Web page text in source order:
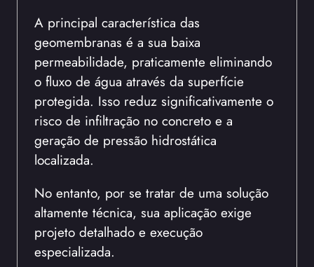
A principal característica das
geomembranas é a sua baixa
permeabilidade, praticamente eliminando
o fluxo de água através da superfície
protegida. Isso reduz significativamente o
risco de infiltração no concreto e a
geração de pressão hidrostática
localizada.
No entanto, por se tratar de uma solução
altamente técnica, sua aplicação exige
projeto detalhado e execução
especializada.